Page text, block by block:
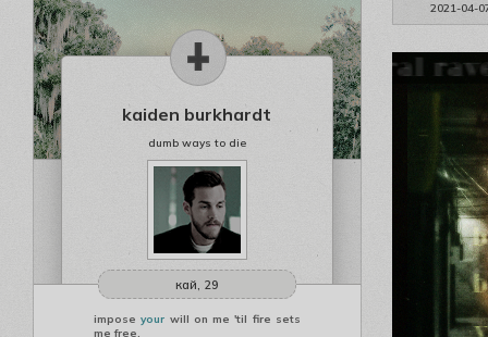
2021-04-
kaiden burkhardt
dumb ways to die
кай, 29
imposeyour will on me 'til fire sets
me free.